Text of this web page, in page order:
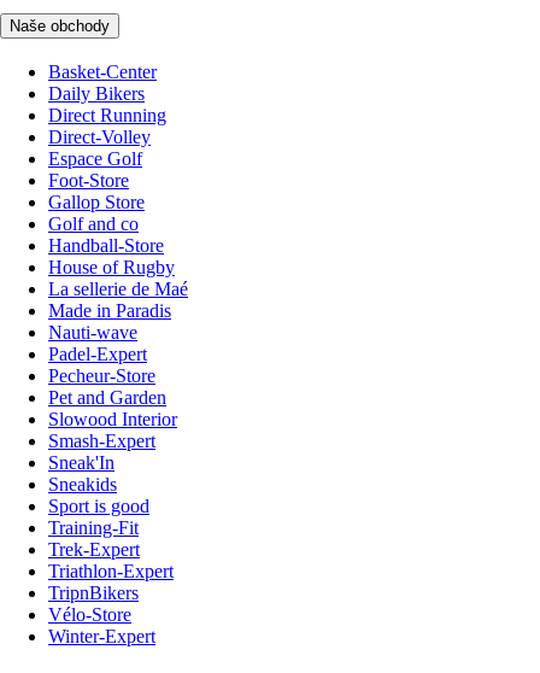
Naše obchody
Basket-Center
Daily Bikers
Direct Running
Direct-Volley
Espace Golf
Foot-Store
Gallop Store
Golf and co
Handball-Store
House of Rugby
La sellerie de Maé
Made in Paradis
Nauti-wave
Padel-Expert
Pecheur-Store
Pet and Garden
Slowood Interior
Smash-Expert
Sneak'In
Sneakids
Sport is good
Training-Fit
Trek-Expert
Triathlon-Expert
TripnBikers
Vélo-Store
Winter-Expert